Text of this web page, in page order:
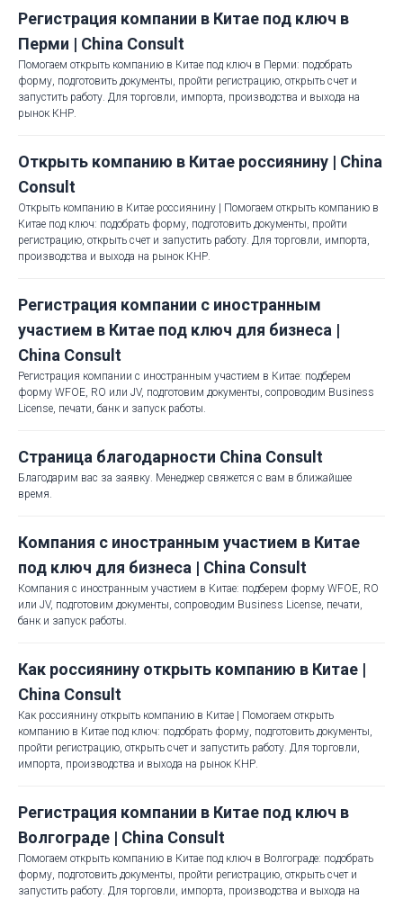
Регистрация компании в Китае под ключ в
Перми | China Consult
Помогаем открыть компанию в Китае под ключ в Перми: подобрать
форму, подготовить документы, пройти регистрацию, открыть счет и
запустить работу. Для торговли, импорта, производства и выхода на
рынок КНР.
Открыть компанию в Китае россиянину | China
Consult
Открыть компанию в Китае россиянину | Помогаем открыть компанию в
Китае под ключ: подобрать форму, подготовить документы, пройти
регистрацию, открыть счет и запустить работу. Для торговли, импорта,
производства и выхода на рынок КНР.
Регистрация компании с иностранным
участием в Китае под ключ для бизнеса |
China Consult
Регистрация компании с иностранным участием в Китае: подберем
форму WFOE, RO или JV, подготовим документы, сопроводим Business
License, печати, банк и запуск работы.
Страница благодарности China Consult
Благодарим вас за заявку. Менеджер свяжется с вам в ближайшее
время.
Компания с иностранным участием в Китае
под ключ для бизнеса | China Consult
Компания с иностранным участием в Китае: подберем форму WFOE, RO
или JV, подготовим документы, сопроводим Business License, печати,
банк и запуск работы.
Как россиянину открыть компанию в Китае |
China Consult
Как россиянину открыть компанию в Китае | Помогаем открыть
компанию в Китае под ключ: подобрать форму, подготовить документы,
пройти регистрацию, открыть счет и запустить работу. Для торговли,
импорта, производства и выхода на рынок КНР.
Регистрация компании в Китае под ключ в
Волгограде | China Consult
Помогаем открыть компанию в Китае под ключ в Волгограде: подобрать
форму, подготовить документы, пройти регистрацию, открыть счет и
запустить работу. Для торговли, импорта, производства и выхода на